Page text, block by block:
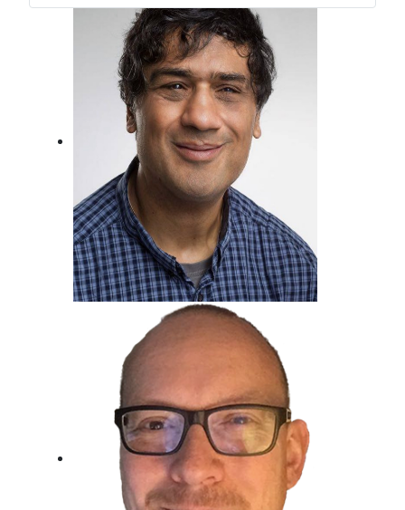
Er ist Musikexperte und Bassist, der
darf das!
Kindertraum erfüllt, Beim Radio
gelandet.